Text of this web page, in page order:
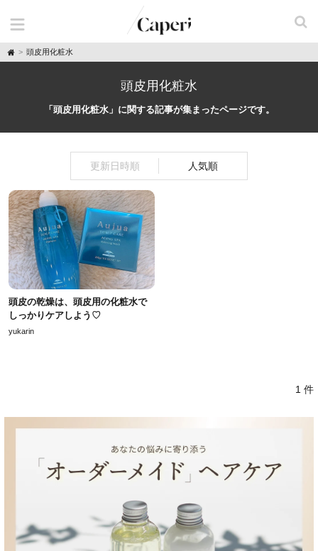
H
o
頭皮用化粧水
頭皮用化粧水
「頭皮用化粧水」に関する記事が集まったページです。
更新日時順 人気順
頭皮の乾燥は、頭皮用の化粧水で
しっかりケアしよう♡
yukarin
1 件